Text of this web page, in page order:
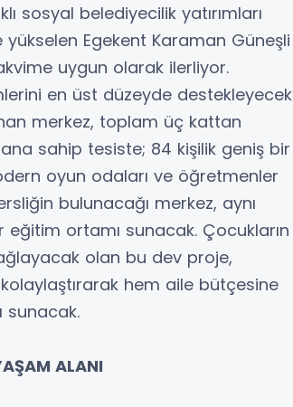
sosyal belediyecilik yatırımları
Egekent Karaman Güneşli
uygun olarak ilerliyor.
en üst düzeyde destekleyecek
merkez, toplam üç kattan
sahip tesiste; 84 kişilik geniş bir
oyun odaları ve öğretmenler
bulunacağı merkez, aynı
ortamı sunacak. Çocukların
olan bu dev proje,
hem aile bütçesine
sunacak.
ALANI